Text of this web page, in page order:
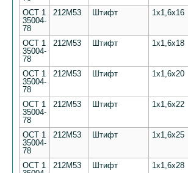
ОСТ 1
35004-
78
212М53 Штифт 1х1,6х16
ОСТ 1
35004-
78
212М53 Штифт 1х1,6х18
ОСТ 1
35004-
78
212М53 Штифт 1х1,6х20
ОСТ 1
35004-
78
212М53 Штифт 1х1,6х22
ОСТ 1
35004-
78
212М53 Штифт 1х1,6х25
ОСТ 1
212М53 Штифт 1х1,6х28